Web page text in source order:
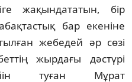
жа­қын­да­та­тын, бір
бар екеніне
жебедей әр сөзі
жырдағы дәстүрі
туған Мұрат